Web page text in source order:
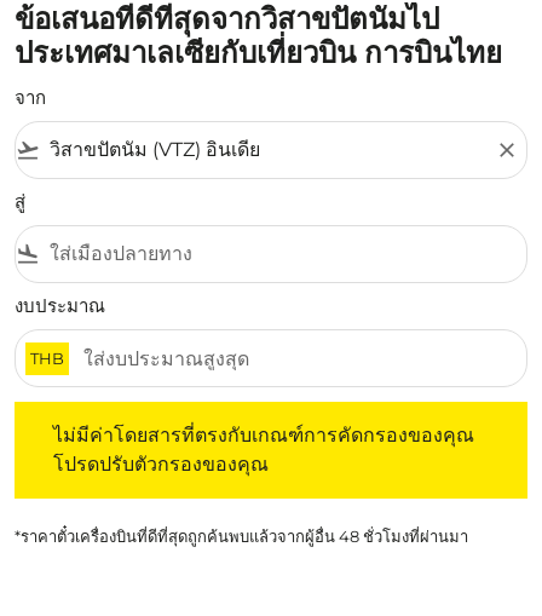
ข้อเสนอที่ดีที่สุดจากวิสาขปัตนัมไป
ประเทศมาเลเซียกับเที่ยวบิน การบินไทย
จาก
flight_takeoff close
สู่
flight_land
งบประมาณ
THB
ไม่มีค่าโดยสารที่ตรงกับเกณฑ์การคัดกรองของคุณ
โปรดปรับตัวกรองของคุณ
*ราคาตั๋วเครื่องบินที่ดีที่สุดถูกค้นพบแล้วจากผู้อื่น 48 ชั่วโมงที่ผ่านมา